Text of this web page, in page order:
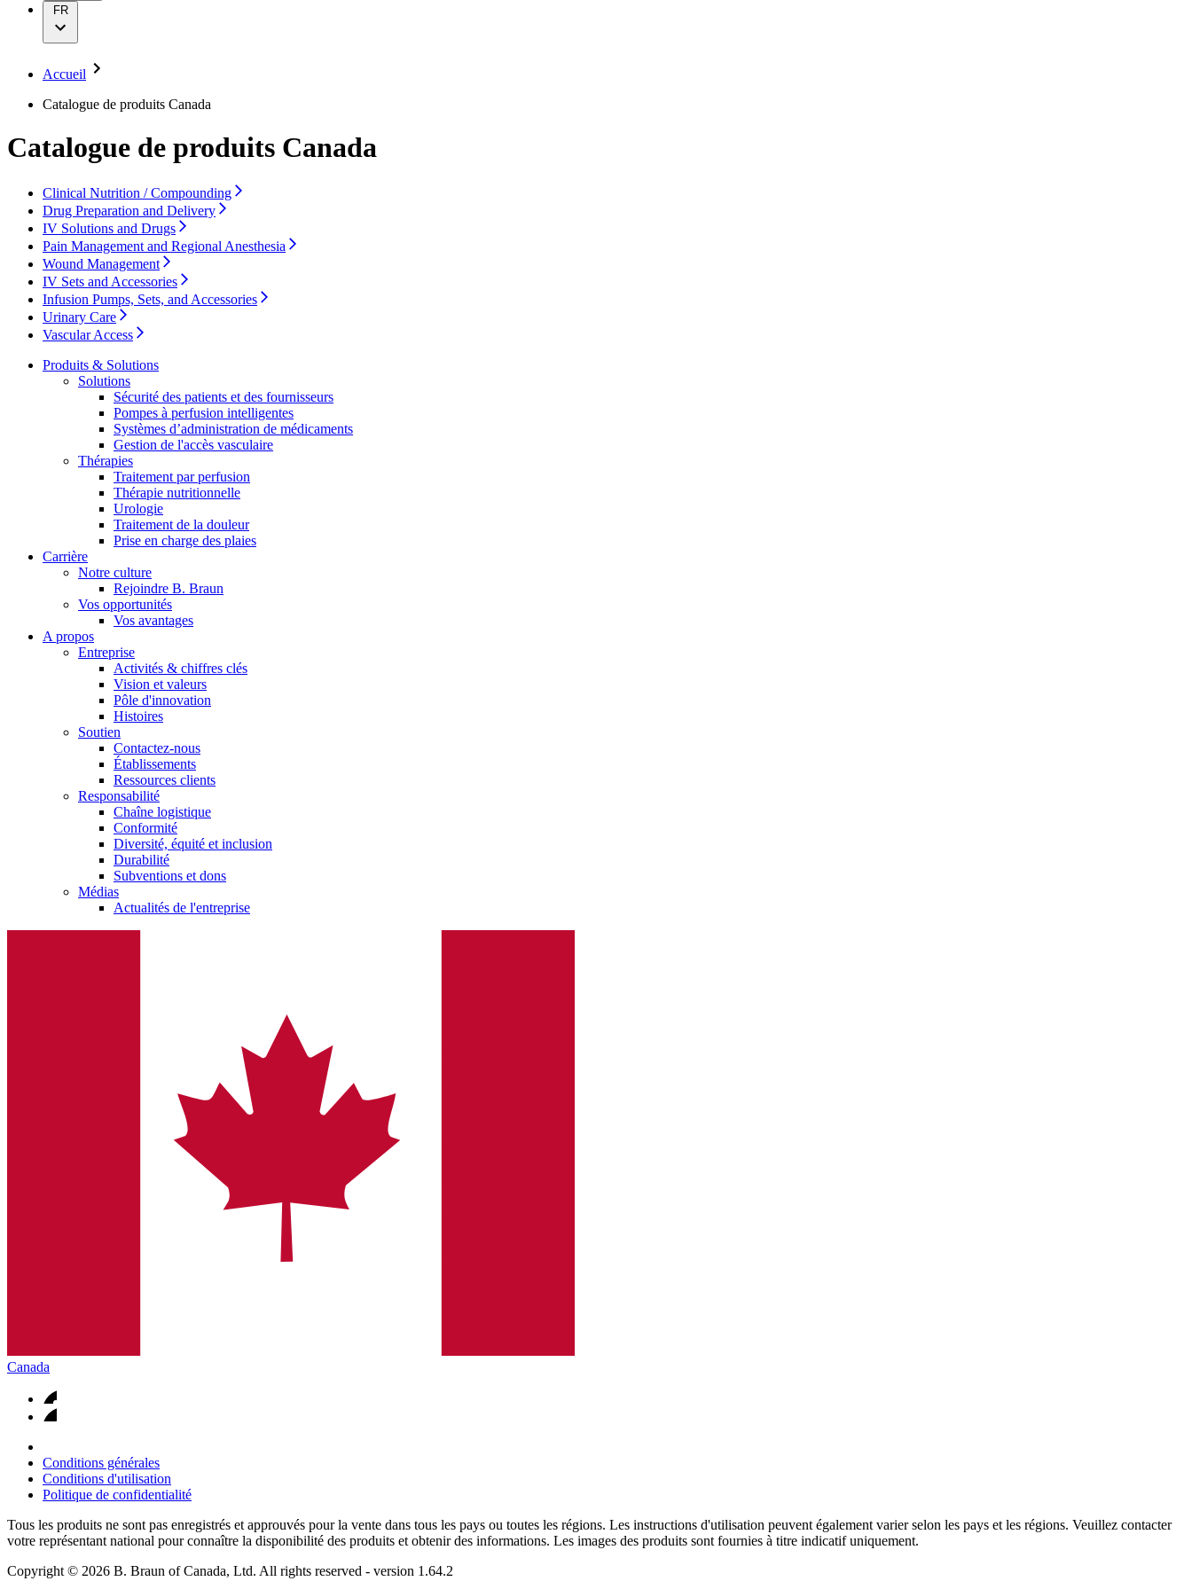
Thérapies
Catalogue de produits
Trouvez le produit que vous recherchez. Visitez le catalogue de produits B. Braun avec notre portefeuille complet.
CIVP ultra-long
Introcan Safety 2 Deep Access à venir prochainement avec une technologie de contrôle sanguin pour favoriser la réussite dès la première tentative chez les patientes DIVA.
Trouvez votre emploi
Découvrez vos opportunités de carrière chez B. Braun. Recherchez sur notre marché du travail mondial des profils d’emploi intéressants.
Diversité, équité et inclusion
Durabilité
Médias
Actualités de l'entreprise
Entreprise
Soutien
Responsabilité
Médias
Stimulons ensemble l’innovation dans la technologie médicale. Apprenez-en plus sur notre centre d’innovation et présentez votre idée.
FR
Accueil
Catalogue de produits Canada
Catalogue de produits Canada
Clinical Nutrition / Compounding
Drug Preparation and Delivery
IV Solutions and Drugs
Pain Management and Regional Anesthesia
Wound Management
IV Sets and Accessories
Infusion Pumps, Sets, and Accessories
Urinary Care
Vascular Access
Produits & Solutions
Solutions
Sécurité des patients et des fournisseurs
Pompes à perfusion intelligentes
Systèmes d’administration de médicaments
Gestion de l'accès vasculaire
Thérapies
Traitement par perfusion
Thérapie nutritionnelle
Urologie
Traitement de la douleur
Prise en charge des plaies
Carrière
Notre culture
Rejoindre B. Braun
Vos opportunités
Vos avantages
A propos
Entreprise
Activités & chiffres clés
Vision et valeurs
Pôle d'innovation
Histoires
Soutien
Contactez-nous
Établissements
Ressources clients
Responsabilité
Chaîne logistique
Conformité
Diversité, équité et inclusion
Durabilité
Subventions et dons
Médias
Actualités de l'entreprise
Canada
Conditions générales
Conditions d'utilisation
Politique de confidentialité
Tous les produits ne sont pas enregistrés et approuvés pour la vente dans tous les pays ou toutes les régions. Les instructions d'utilisation peuvent également varier selon les pays et les régions. Veuillez contacter
votre représentant national pour connaître la disponibilité des produits et obtenir des informations. Les images des produits sont fournies à titre indicatif uniquement.
Copyright © 2026 B. Braun of Canada, Ltd. All rights reserved - version 1.64.2